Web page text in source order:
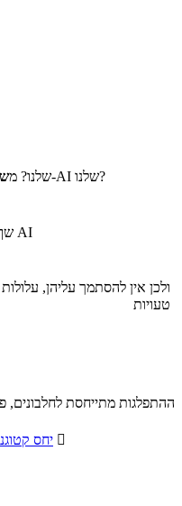
ה-AI שלנו? מ ה-AI שלנו?
שף AI
טעויות
ההתפלגות מתייחסת לחלבונים,
יחס 